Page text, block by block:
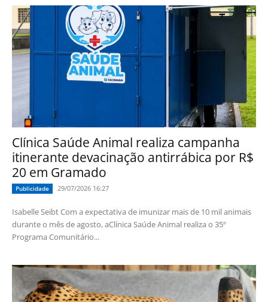
Clínica Saúde Animal realiza campanha
itinerante devacinação antirrábica por R$
20 em Gramado
Publicidade 29/07/2026 16:27
Isabelle Seibt Com a expectativa de imunizar mais de 10 mil animais
durante o mês de agosto, aClínica Saúde Animal realiza o 35º
Programa Comunitário...